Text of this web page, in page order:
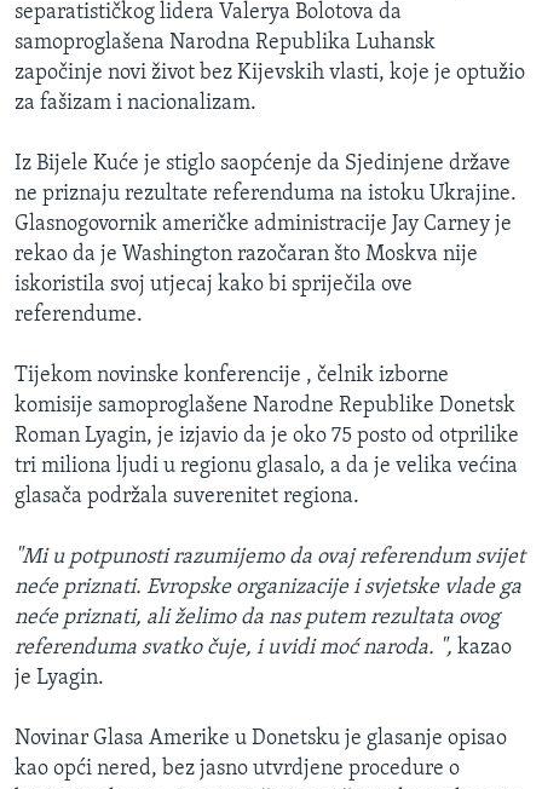
separatističkog lidera Valerya Bolotova da
samoproglašena Narodna Republika Luhansk
započinje novi život bez Kijevskih vlasti, koje je optužio
za fašizam i nacionalizam.
Iz Bijele Kuće je stiglo saopćenje da Sjedinjene države
ne priznaju rezultate referenduma na istoku Ukrajine.
Glasnogovornik američke administracije Jay Carney je
rekao da je Washington razočaran što Moskva nije
iskoristila svoj utjecaj kako bi spriječila ove
referendume.
Tijekom novinske konferencije , čelnik izborne
komisije samoproglašene Narodne Republike Donetsk
Roman Lyagin, je izjavio da je oko 75 posto od otprilike
tri miliona ljudi u regionu glasalo, a da je velika većina
glasača podržala suverenitet regiona.
"Mi u potpunosti razumijemo da ovaj referendum svijet
neće priznati. Evropske organizacije i svjetske vlade ga
neće priznati, ali želimo da nas putem rezultata ovog
referenduma svatko čuje, i uvidi moć naroda. ", kazao
je Lyagin.
Novinar Glasa Amerike u Donetsku je glasanje opisao
kao opći nered, bez jasno utvrdjene procedure o